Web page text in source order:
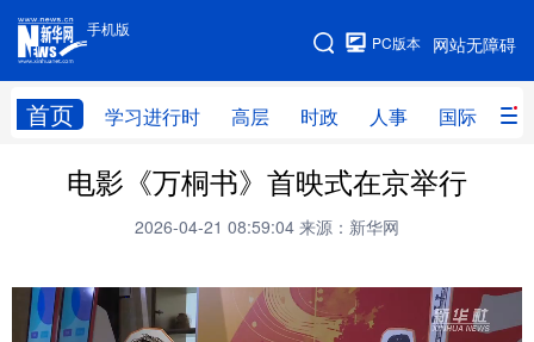
手机版
网站无障碍
PC版本
首页 学习进行时 高层 时政 人事 国际 财
手机版
网站地图
学习进行时 高层 时政 人事
财经 网评
科技 科普 体育 文化
电影《万桐书》首映式在京举行
2026-04-21 08:59:04 来源：新华网